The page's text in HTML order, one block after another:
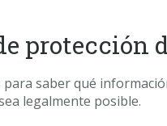
protección
saber qué
legalmente posible.